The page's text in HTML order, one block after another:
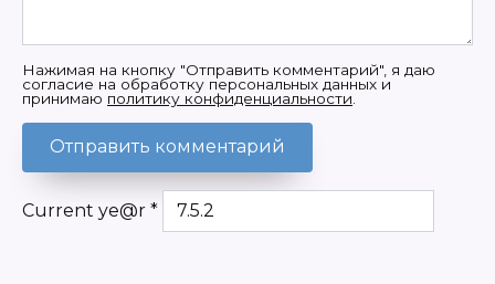
Нажимая на кнопку "Отправить комментарий", я даю
согласие на обработку персональных данных и
принимаю политику конфиденциальности
Current ye@r *